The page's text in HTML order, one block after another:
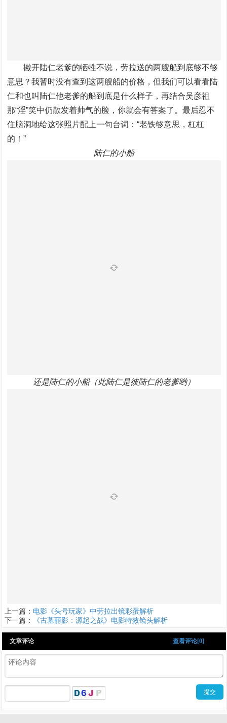
撇开陆仁老爹的牺牲不说，劳拉送的两艘船到底够不够
意思？我暂时没有查到这两艘船的价格，但我们可以看看陆
仁和也叫陆仁他老爹的船到底是什么样子，再结合吴彦祖
那“淫”笑中仍散发着帅气的脸，你就会有答案了。最后忍不
住脑洞地给这张照片配上一句台词：“老铁够意思，杠杠
的！”
陆仁的小船
还是陆仁的小船（此陆仁是彼陆仁的老爹哟）
上一篇： 电影《头号玩家》中劳拉出镜彩蛋解析
下一篇：
《古墓丽影：源起之战》电影特效镜头解析
查看评论[0]
文章评论